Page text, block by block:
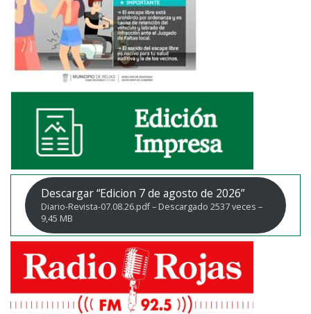
Descargar “Edicion 7 de agosto de 2026”
Diario-Revista-07.08.26.pdf – Descargado 2537 veces –
9,45 MB